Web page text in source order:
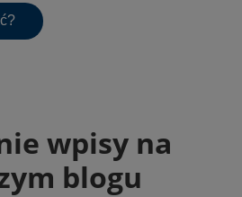
wpisy na
blogu